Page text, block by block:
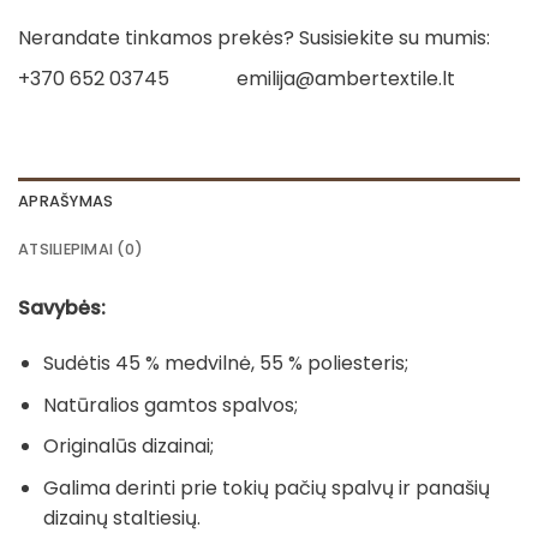
Nerandate tinkamos prekės? Susisiekite su mumis:
+370 652 03745
emilija@ambertextile.lt
APRAŠYMAS
ATSILIEPIMAI (0)
Savybės:
Sudėtis 45 % medvilnė, 55 % poliesteris;
Natūralios gamtos spalvos;
Originalūs dizainai;
Galima derinti prie tokių pačių spalvų ir panašių
dizainų staltiesių.